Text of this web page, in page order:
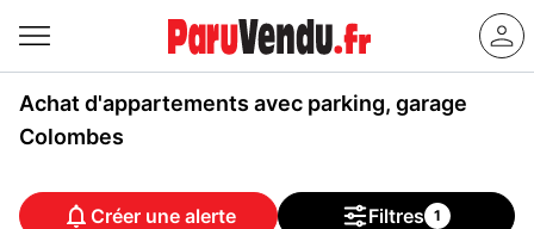
Achat d'appartements avec parking, garage
Colombes
Créer une alerte Filtres 1